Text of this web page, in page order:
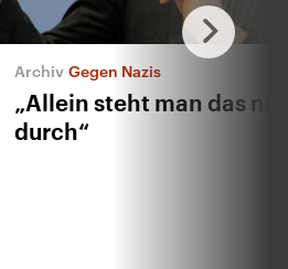
Gegen Nazis
„Allein steht man das
durch“